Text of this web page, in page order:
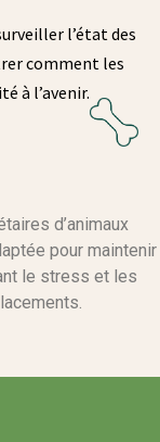
l’état des
comment les
à l’avenir.
d’animaux
pour maintenir
le stress et les